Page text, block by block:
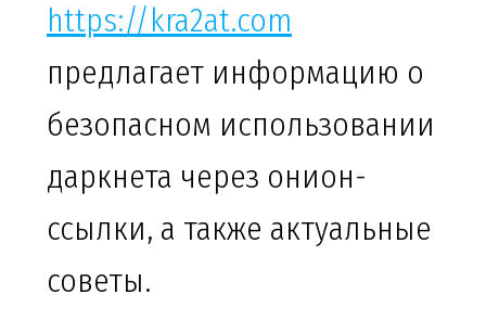
https://kra2at.com
предлагает информацию о
безопасном использовании
даркнета через онион-
ссылки, а также актуальные
советы.